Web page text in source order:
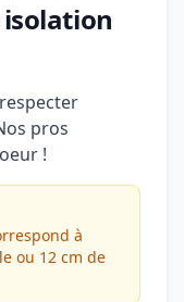
pros
!
à
ou 12 cm de